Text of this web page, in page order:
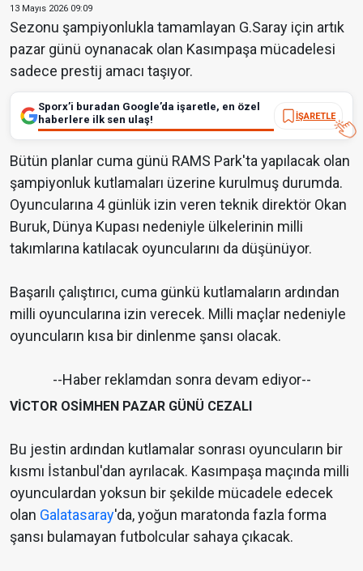
13 Mayıs 2026 09:09
Sezonu şampiyonlukla tamamlayan G.Saray için artık
pazar günü oynanacak olan Kasımpaşa mücadelesi
sadece prestij amacı taşıyor.
Sporx’i buradan Google’da işaretle, en özel
haberlere ilk sen ulaş!
İŞARETLE
Bütün planlar cuma günü RAMS Park'ta yapılacak olan
şampiyonluk kutlamaları üzerine kurulmuş durumda.
Oyuncularına 4 günlük izin veren teknik direktör Okan
Buruk, Dünya Kupası nedeniyle ülkelerinin milli
takımlarına katılacak oyuncularını da düşünüyor.
Başarılı çalıştırıcı, cuma günkü kutlamaların ardından
milli oyuncularına izin verecek. Milli maçlar nedeniyle
oyuncuların kısa bir dinlenme şansı olacak.
--Haber reklamdan sonra devam ediyor--
VİCTOR OSİMHEN PAZAR GÜNÜ CEZALI
Bu jestin ardından kutlamalar sonrası oyuncuların bir
kısmı İstanbul'dan ayrılacak. Kasımpaşa maçında milli
oyunculardan yoksun bir şekilde mücadele edecek
olan Galatasaray'da, yoğun maratonda fazla forma
şansı bulamayan futbolcular sahaya çıkacak.